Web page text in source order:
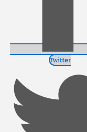
Twitter